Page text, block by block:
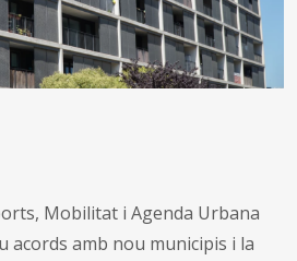
Mobilitat i Agenda Urbana
acords amb nou municipis i la